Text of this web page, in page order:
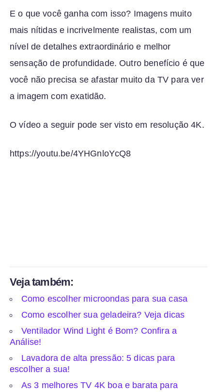
E o que você ganha com isso? Imagens muito
mais nítidas e incrivelmente realistas, com um
nível de detalhes extraordinário e melhor
sensação de profundidade. Outro benefício é que
você não precisa se afastar muito da TV para ver
a imagem com exatidão.
O vídeo a seguir pode ser visto em resolução 4K.
https://youtu.be/4YHGnloYcQ8
Veja também:
Como escolher microondas para sua casa
Como escolher sua geladeira? Veja dicas
Ventilador Wind Light é Bom? Confira a
Análise!
Lavadora de alta pressão: 5 dicas para
escolher a sua!
As 3 melhores TV 4K boa e barata para